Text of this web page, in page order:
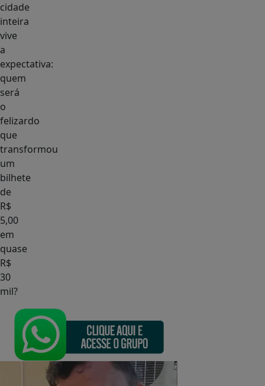
cidade
inteira
vive
a
expectativa:
quem
será
o
felizardo
que
transformou
um
bilhete
de
R$
5,00
em
quase
R$
30
mil?